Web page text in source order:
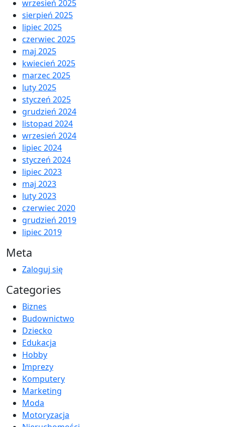
wrzesień 2025
sierpień 2025
lipiec 2025
czerwiec 2025
maj 2025
kwiecień 2025
marzec 2025
luty 2025
styczeń 2025
grudzień 2024
listopad 2024
wrzesień 2024
lipiec 2024
styczeń 2024
lipiec 2023
maj 2023
luty 2023
czerwiec 2020
grudzień 2019
lipiec 2019
Meta
Zaloguj się
Categories
Biznes
Budownictwo
Dziecko
Edukacja
Hobby
Imprezy
Komputery
Marketing
Moda
Motoryzacja